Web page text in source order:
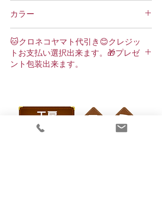
横：80mm
厚み（マチ）：25mm （ファスナー部マ
チ 23mm）
重量：49g（金具込）
本製品は、一つ一つ手作りの為、サイズ表記
と若干の誤差が出る場合がございます。予め
カラー
🐱クロネコヤマト代引き😊クレジッ
トお支払い選択出来ます。🎁プレゼ
ント包装出来ます。